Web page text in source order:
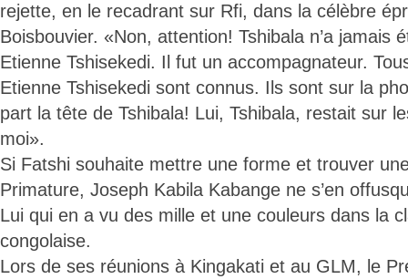
rejette, en le recadrant sur Rfi, dans la célèbre
Boisbouvier. «Non, attention! Tshibala n’a jamais
Etienne Tshisekedi. Il fut un accompagnateur.
Etienne Tshisekedi sont connus. Ils sont sur la
part la tête de Tshibala! Lui, Tshibala, restait sur
moi».
Si Fatshi souhaite mettre une forme et trouver
Primature, Joseph Kabila Kabange ne s’en
Lui qui en a vu des mille et une couleurs dans la
congolaise.
Lors de ses réunions à Kingakati et au GLM, le